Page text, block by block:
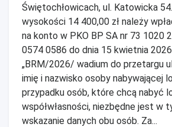
Świętochłowicach, ul. Katowicka
wysokości 14 400,00 zł należy
na konto w PKO BP SA nr 73 1020
0574 0586 do dnia 15 kwietnia
„BRM/2026/ wadium do przetargu
imię i nazwisko osoby nabywającej
przypadku osób, które chcą nabyć
współwłasności, niezbędne jest w
wskazanie danych obu osób. Za...